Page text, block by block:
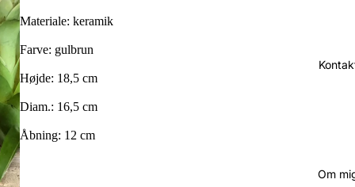
Om
Materiale: keramik
Farve: gulbrun
Højde: 18,5 cm
Diam.: 16,5 cm
Åbning: 12 cm